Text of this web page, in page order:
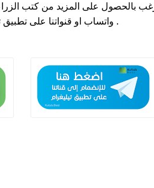
بالحصول على المزيد من كتب
.